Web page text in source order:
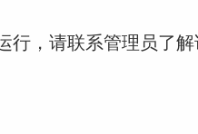
行，请联系管理员了